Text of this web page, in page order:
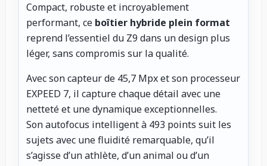
Compact, robuste et incroyablement
performant, ce boîtier hybride plein format
reprend l’essentiel du Z9 dans un design plus
léger, sans compromis sur la qualité.
Avec son capteur de 45,7 Mpx et son processeur
EXPEED 7, il capture chaque détail avec une
netteté et une dynamique exceptionnelles.
Son autofocus intelligent à 493 points suit les
sujets avec une fluidité remarquable, qu’il
s’agisse d’un athlète, d’un animal ou d’un